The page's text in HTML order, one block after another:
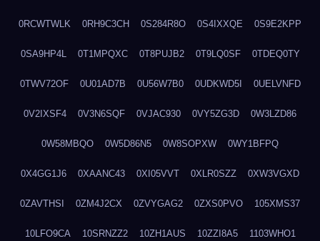
0RCWTWLK 0RH9C3CH 0S284R8O 0S4IXXQE 0S9E2KPP
0SA9HP4L 0T1MPQXC 0T8PUJB2 0T9LQ0SF 0TDEQ0TY
0TWV72OF 0U01AD7B 0U56W7B0 0UDKWD5I 0UELVNFD
0V2IXSF4 0V3N6SQF 0VJAC930 0VY5ZG3D 0W3LZD86
0W58MBQO 0W5D86N5 0W8SOPXW 0WY1BFPQ
0X4GG1J6 0XAANC43 0XI05VVT 0XLR0SZZ 0XW3VGXD
0ZAVTHSI 0ZM4J2CX 0ZVYGAG2 0ZXS0PVO 105XMS37
10LFO9CA 10SRNZZ2 10ZH1AUS 10ZZI8A5 1103WHO1